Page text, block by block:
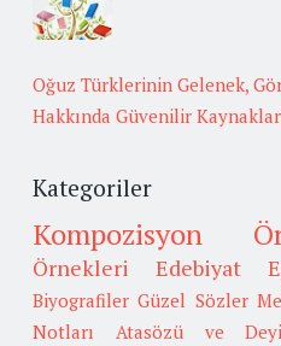
Oğuz Türklerinin Gelenek,
Hakkında Güvenilir
Kategoriler
Kompozisyon
Örnekleri
Edebiyat
Biyografiler Güzel Sözler
Notları
Atasözü ve